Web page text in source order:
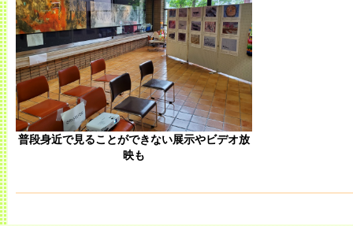
普段身近で見ることができない展示やビデオ放
映も